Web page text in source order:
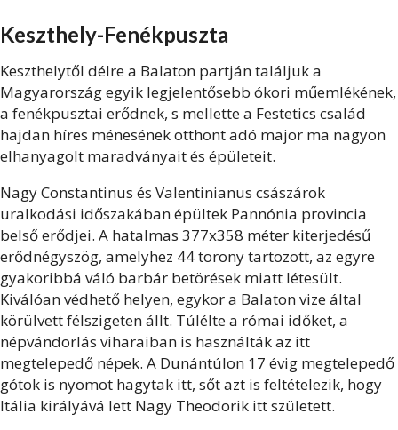
Keszthely-Fenékpuszta
Keszthelytől délre a Balaton partján találjuk a
Magyarország egyik legjelentősebb ókori műemlékének,
a fenékpusztai erődnek, s mellette a Festetics család
hajdan híres ménesének otthont adó major ma nagyon
elhanyagolt maradványait és épületeit.
Nagy Constantinus és Valentinianus császárok
uralkodási időszakában épültek Pannónia provincia
belső erődjei. A hatalmas 377x358 méter kiterjedésű
erődnégyszög, amelyhez 44 torony tartozott, az egyre
gyakoribbá váló barbár betörések miatt létesült.
Kiválóan védhető helyen, egykor a Balaton vize által
körülvett félszigeten állt. Túlélte a római időket, a
népvándorlás viharaiban is használták az itt
megtelepedő népek. A Dunántúlon 17 évig megtelepedő
gótok is nyomot hagytak itt, sőt azt is feltételezik, hogy
Itália királyává lett Nagy Theodorik itt született.